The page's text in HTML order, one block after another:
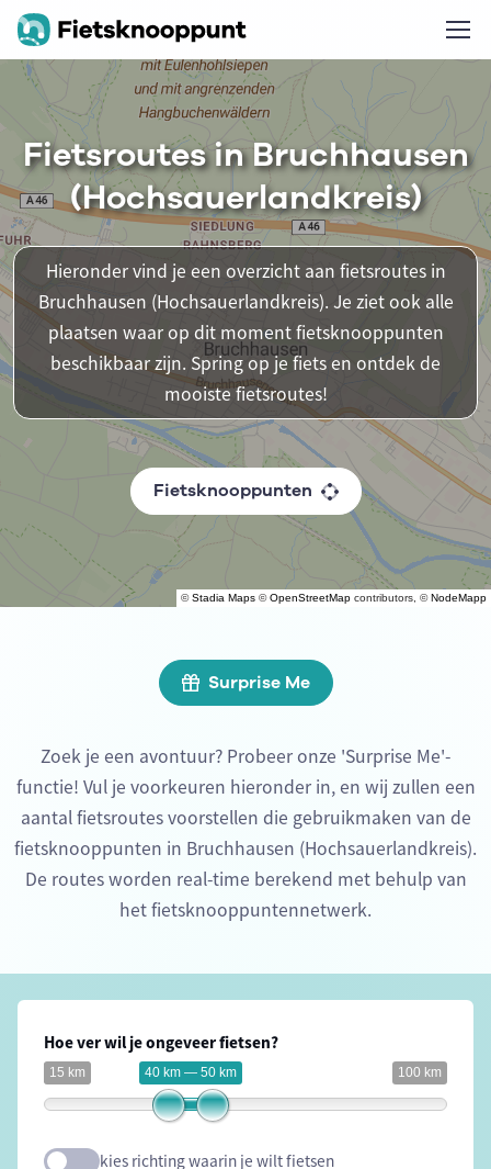
©Stadia Maps ©OpenStreetMap contributors, ©NodeMapp
Fietsroutes in Bruchhausen
(Hochsauerlandkreis)
Hieronder vind je een overzicht aan fietsroutes in
Bruchhausen (Hochsauerlandkreis). Je ziet ook alle
plaatsen waar op dit moment fietsknooppunten
beschikbaar zijn. Spring op je fiets en ontdek de
mooiste fietsroutes!
Fietsknooppunten
Surprise Me
Zoek je een avontuur? Probeer onze 'Surprise Me'-
functie! Vul je voorkeuren hieronder in, en wij zullen een
aantal fietsroutes voorstellen die gebruikmaken van de
fietsknooppunten in Bruchhausen (Hochsauerlandkreis).
De routes worden real-time berekend met behulp van
het fietsknooppuntennetwerk.
Hoe ver wil je ongeveer fietsen?
15 km 100 km
40 km — 50 km
kies richting waarin je wilt fietsen